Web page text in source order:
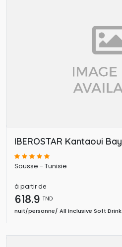
IBEROSTAR Kantaoui Bay
Sousse - Tunisie
à partir de
618.9 TND
nuit/personne/ All Inclusive Soft Drink